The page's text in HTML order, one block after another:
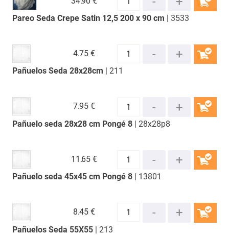
Pareo Seda Crepe Satin 12,5 200 x 90 cm | 3533
Pañuelos Seda 28x28cm | 211
4.75 €
Pañuelo seda 28x28 cm Pongé 8| 28x28p8
7.95 €
Pañuelo seda 45x45 cm Pongé 8| 13801
11.65 €
Pañuelos Seda 55X55| 213
8.45 €